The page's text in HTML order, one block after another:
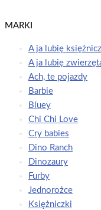
MARKI
A ja lubię
A ja lubię
Ach, te pojazdy
Barbie
Bluey
Chi Chi Love
Cry babies
Dino Ranch
Dinozaury
Furby
Jednorożce
Księżniczki